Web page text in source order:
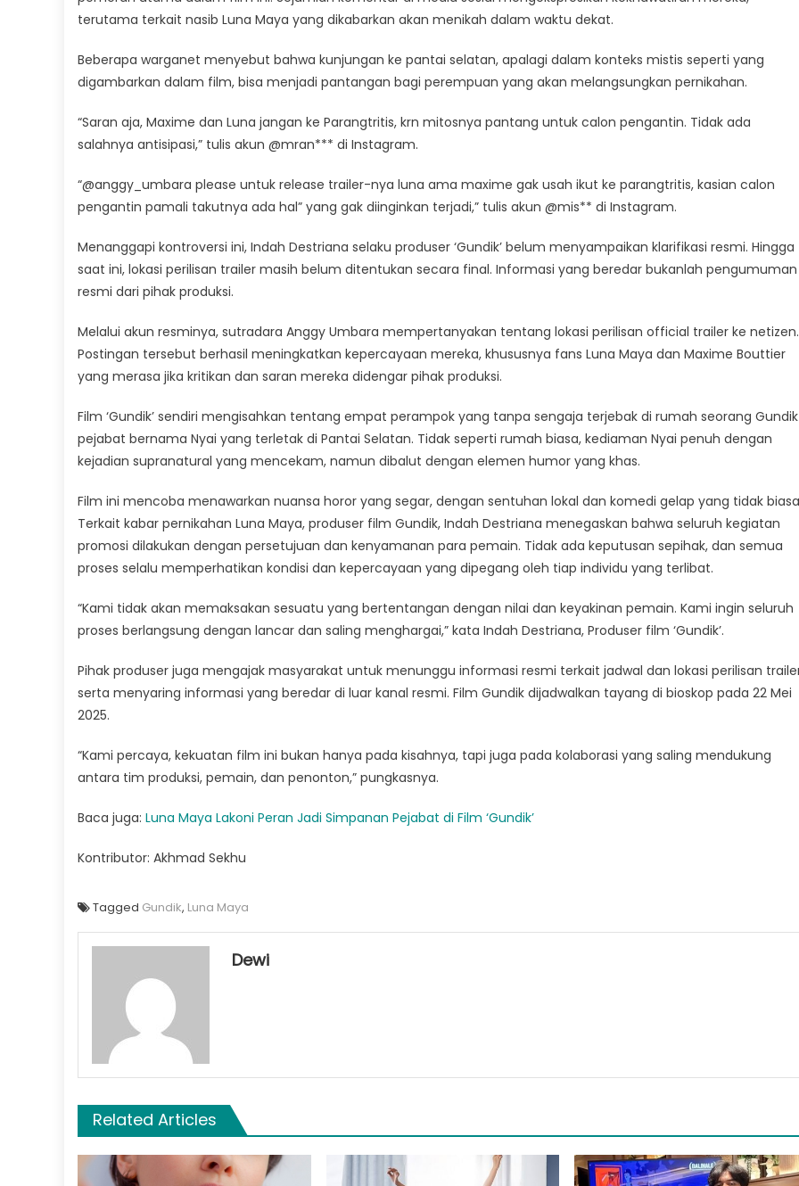
terutama terkait nasib Luna Maya yang dikabarkan akan menikah dalam waktu dekat.
Beberapa warganet menyebut bahwa kunjungan ke pantai selatan, apalagi dalam konteks mistis seperti yang
digambarkan dalam film, bisa menjadi pantangan bagi perempuan yang akan melangsungkan pernikahan.
“Saran aja, Maxime dan Luna jangan ke Parangtritis, krn mitosnya pantang untuk calon pengantin. Tidak ada
salahnya antisipasi,” tulis akun @mran*** di Instagram.
“@anggy_umbara please untuk release trailer-nya luna ama maxime gak usah ikut ke parangtritis, kasian calon
pengantin pamali takutnya ada hal” yang gak diinginkan terjadi,” tulis akun @mis** di Instagram.
Menanggapi kontroversi ini, Indah Destriana selaku produser ‘Gundik’ belum menyampaikan klarifikasi resmi. Hingga
saat ini, lokasi perilisan trailer masih belum ditentukan secara final. Informasi yang beredar bukanlah pengumuman
resmi dari pihak produksi.
Melalui akun resminya, sutradara Anggy Umbara mempertanyakan tentang lokasi perilisan official trailer ke netizen.
Postingan tersebut berhasil meningkatkan kepercayaan mereka, khususnya fans Luna Maya dan Maxime Bouttier
yang merasa jika kritikan dan saran mereka didengar pihak produksi.
Film ‘Gundik’ sendiri mengisahkan tentang empat perampok yang tanpa sengaja terjebak di rumah seorang Gundik
pejabat bernama Nyai yang terletak di Pantai Selatan. Tidak seperti rumah biasa, kediaman Nyai penuh dengan
kejadian supranatural yang mencekam, namun dibalut dengan elemen humor yang khas.
Film ini mencoba menawarkan nuansa horor yang segar, dengan sentuhan lokal dan komedi gelap yang tidak
Terkait kabar pernikahan Luna Maya, produser film Gundik, Indah Destriana menegaskan bahwa seluruh kegiatan
promosi dilakukan dengan persetujuan dan kenyamanan para pemain. Tidak ada keputusan sepihak, dan semua
proses selalu memperhatikan kondisi dan kepercayaan yang dipegang oleh tiap individu yang terlibat.
“Kami tidak akan memaksakan sesuatu yang bertentangan dengan nilai dan keyakinan pemain. Kami ingin seluruh
proses berlangsung dengan lancar dan saling menghargai,” kata Indah Destriana, Produser film ‘Gundik’.
Pihak produser juga mengajak masyarakat untuk menunggu informasi resmi terkait jadwal dan lokasi perilisan
serta menyaring informasi yang beredar di luar kanal resmi. Film Gundik dijadwalkan tayang di bioskop pada 22 Mei
2025.
“Kami percaya, kekuatan film ini bukan hanya pada kisahnya, tapi juga pada kolaborasi yang saling mendukung
antara tim produksi, pemain, dan penonton,” pungkasnya.
Baca juga: Luna Maya Lakoni Peran Jadi Simpanan Pejabat di Film ‘Gundik’
Kontributor: Akhmad Sekhu
Tagged Gundik, Luna Maya
Dewi
Related Articles